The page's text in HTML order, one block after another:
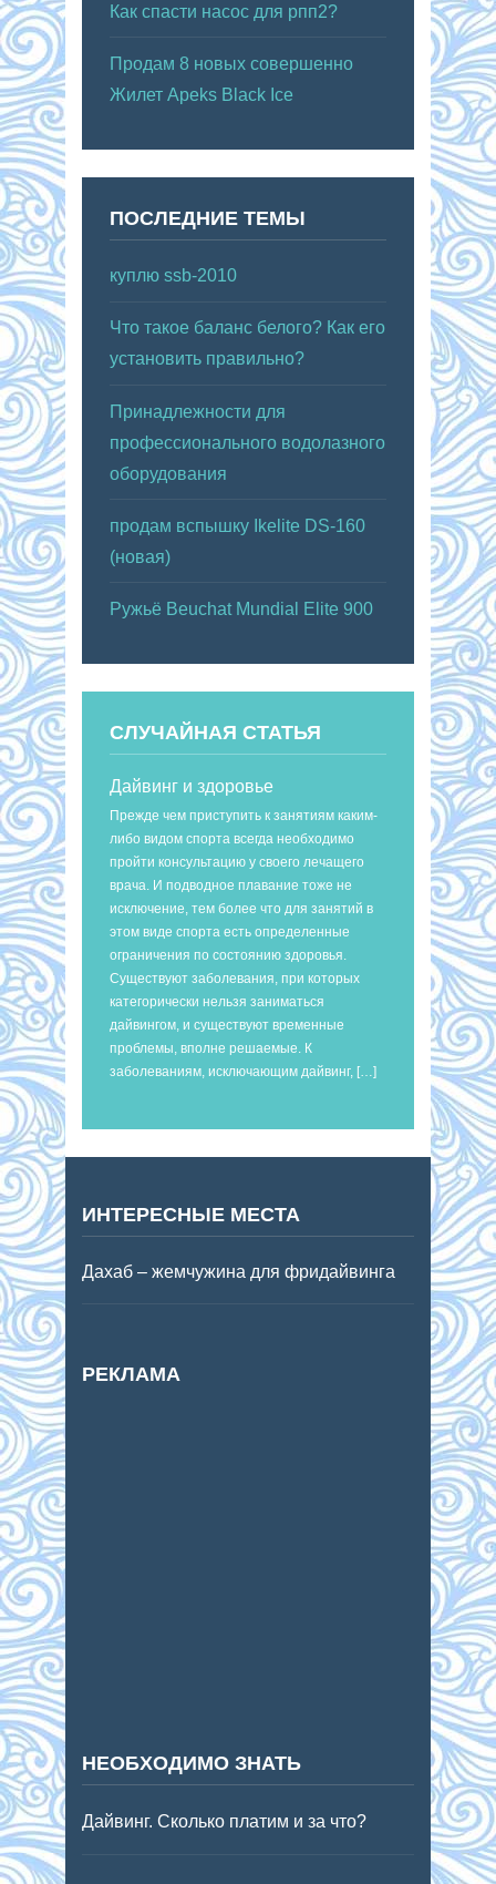
Как спасти насос для рпп2?
Продам 8 новых совершенно
Жилет Apeks Black Ice
ПОСЛЕДНИЕ ТЕМЫ
куплю ssb-2010
Что такое баланс белого? Как его
установить правильно?
Принадлежности для
профессионального водолазного
оборудования
продам вспышку Ikelite DS-160
(новая)
Ружьё Beuchat Mundial Elite 900
СЛУЧАЙНАЯ СТАТЬЯ
Дайвинг и здоровье
Прежде чем приступить к занятиям каким-
либо видом спорта всегда необходимо
пройти консультацию у своего лечащего
врача. И подводное плавание тоже не
исключение, тем более что для занятий в
этом виде спорта есть определенные
ограничения по состоянию здоровья.
Существуют заболевания, при которых
категорически нельзя заниматься
дайвингом, и существуют временные
проблемы, вполне решаемые. К
заболеваниям, исключающим дайвинг, […]
ИНТЕРЕСНЫЕ МЕСТА
Дахаб – жемчужина для фридайвинга
РЕКЛАМА
НЕОБХОДИМО ЗНАТЬ
Дайвинг. Сколько платим и за что?